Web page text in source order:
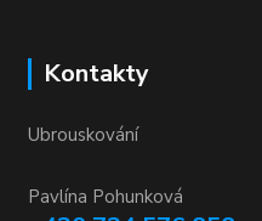
Kontakty
Ubrouskování
Pavlína Pohunková